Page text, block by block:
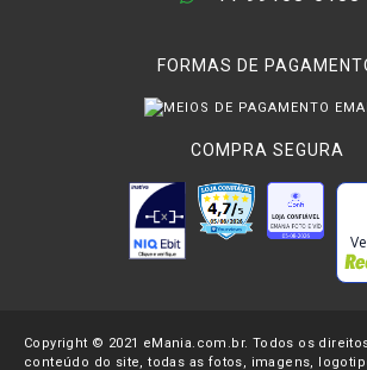
FORMAS DE
COMPRA SEGURA
Copyright © 2021 eMania.com.br. Todos os
conteúdo do site, todas as fotos, imagens,